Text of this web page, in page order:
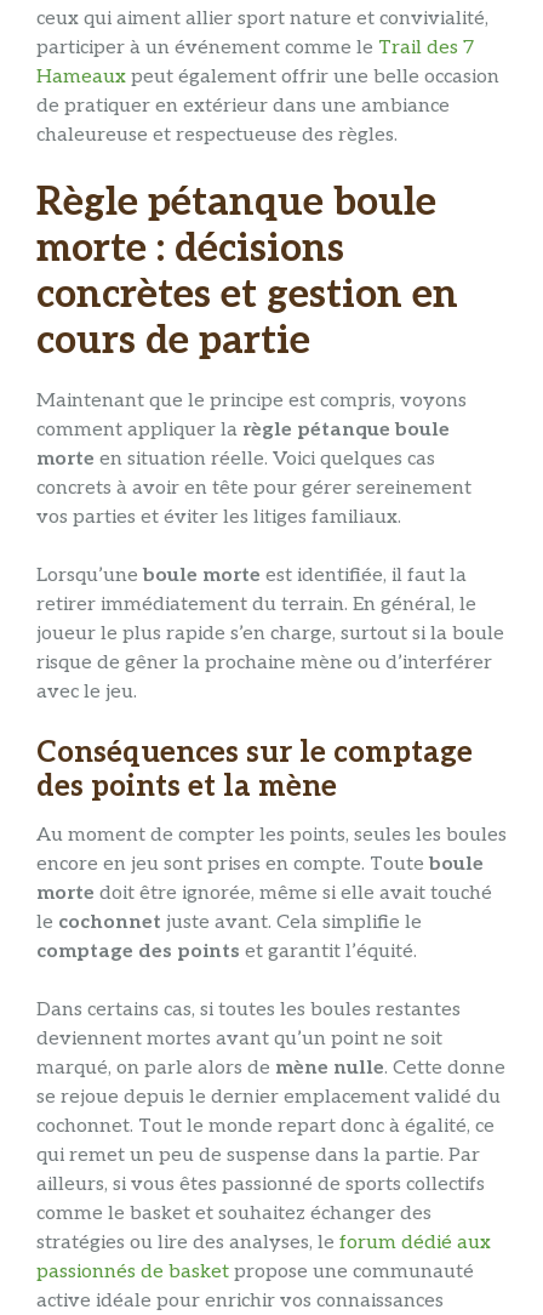
ceux qui aiment allier sport nature et convivialité,
participer à un événement comme le Trail des 7
Hameaux peut également offrir une belle occasion
de pratiquer en extérieur dans une ambiance
chaleureuse et respectueuse des règles.
Règle pétanque boule
morte : décisions
concrètes et gestion en
cours de partie
Maintenant que le principe est compris, voyons
comment appliquer la règle pétanque boule
morte en situation réelle. Voici quelques cas
concrets à avoir en tête pour gérer sereinement
vos parties et éviter les litiges familiaux.
Lorsqu’uneboule morte est identifiée, il faut la
retirer immédiatement du terrain. En général, le
joueur le plus rapide s’en charge, surtout si la boule
risque de gêner la prochaine mène ou d’interférer
avec le jeu.
Conséquences sur le comptage
des points et la mène
Au moment de compter les points, seules les boules
encore en jeu sont prises en compte. Touteboule
morte doit être ignorée, même si elle avait touché
le cochonnet juste avant. Cela simplifie le
comptage des points et garantit l’équité.
Dans certains cas, si toutes les boules restantes
deviennent mortes avant qu’un point ne soit
marqué, on parle alors de mène nulle. Cette donne
se rejoue depuis le dernier emplacement validé du
cochonnet. Tout le monde repart donc à égalité, ce
qui remet un peu de suspense dans la partie. Par
ailleurs, si vous êtes passionné de sports collectifs
comme le basket et souhaitez échanger des
stratégies ou lire des analyses, le forum dédié aux
passionnés de basket propose une communauté
active idéale pour enrichir vos connaissances